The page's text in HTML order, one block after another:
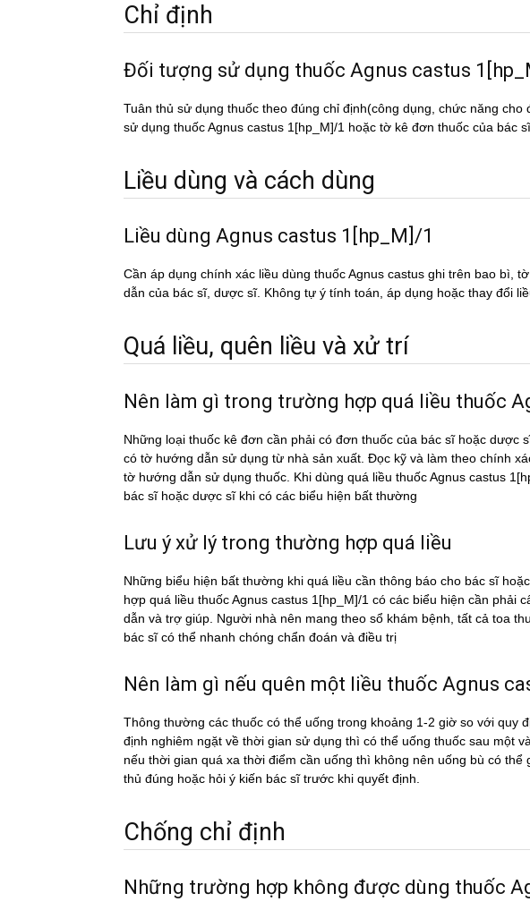
Chỉ định
Đối tượng sử dụng thuốc Agnus castus
Tuân thủ sử dụng thuốc theo đúng chỉ định(công dụng, chức năng
sử dụng thuốc Agnus castus 1[hp_M]/1 hoặc tờ kê đơn thuốc của bác
Liều dùng và cách dùng
Liều dùng Agnus castus 1[hp_M]/1
Cần áp dụng chính xác liều dùng thuốc Agnus castus ghi trên bao bì,
dẫn của bác sĩ, dược sĩ. Không tự ý tính toán, áp dụng hoặc thay đổi
Quá liều, quên liều và xử trí
Nên làm gì trong trường hợp quá liều thuốc
Những loại thuốc kê đơn cần phải có đơn thuốc của bác sĩ hoặc dược
có tờ hướng dẫn sử dụng từ nhà sản xuất. Đọc kỹ và làm theo chính
tờ hướng dẫn sử dụng thuốc. Khi dùng quá liều thuốc Agnus castus
bác sĩ hoặc dược sĩ khi có các biểu hiện bất thường
Lưu ý xử lý trong thường hợp quá liều
Những biểu hiện bất thường khi quá liều cần thông báo cho bác sĩ
hợp quá liều thuốc Agnus castus 1[hp_M]/1 có các biểu hiện cần phải
dẫn và trợ giúp. Người nhà nên mang theo sổ khám bệnh, tất cả toa
bác sĩ có thể nhanh chóng chẩn đoán và điều trị
Nên làm gì nếu quên một liều thuốc Agnus
Thông thường các thuốc có thể uống trong khoảng 1-2 giờ so với quy
định nghiêm ngặt về thời gian sử dụng thì có thể uống thuốc sau một
nếu thời gian quá xa thời điểm cần uống thì không nên uống bù có thể
thủ đúng hoặc hỏi ý kiến bác sĩ trước khi quyết định.
Chống chỉ định
Những trường hợp không được dùng thuốc